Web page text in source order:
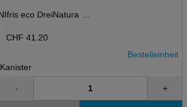
eco DreiNatura 10l
à 10l
CHF 41.20
Bestelleinheit
Kanister
- +